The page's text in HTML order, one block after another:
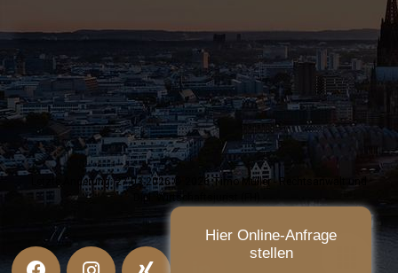
Letzte Änderung: 27.03.2026 © 2026 Timo Müller - Rechtsanwalt und
Dipl. Wirtschaftsjurist (FH) -
Hier Online-Anfrage
stellen